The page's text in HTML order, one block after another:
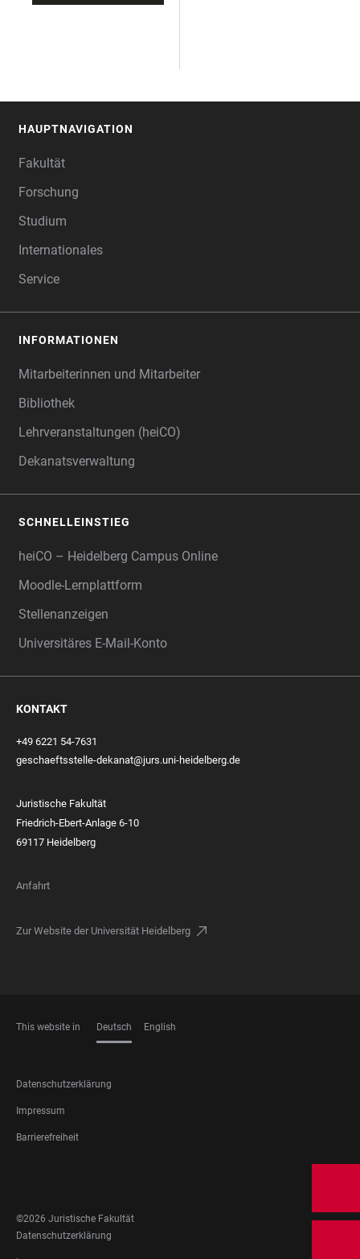
HAUPTNAVIGATION
Fakultät
Forschung
Studium
Internationales
Service
INFORMATIONEN
Mitarbeiterinnen und Mitarbeiter
Bibliothek
Lehrveranstaltungen (heiCO)
Dekanatsverwaltung
SCHNELLEINSTIEG
heiCO – Heidelberg Campus Online
Moodle-Lernplattform
Stellenanzeigen
Universitäres E-Mail-Konto
KONTAKT
+49 6221 54-7631
geschaeftsstelle-dekanat@jurs.uni-heidelberg.de
Juristische Fakultät
Friedrich-Ebert-Anlage 6-10
69117 Heidelberg
Anfahrt
Zur Website der Universität Heidelberg
This website in Deutsch English
FOOTER
LEGAL
Datenschutzerklärung
Impressum
Barrierefreiheit
MEDIA
©2026 Juristische Fakultät
FOOTER
Datenschutzerklärung